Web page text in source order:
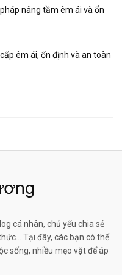
nâng tầm êm ái và ổn
êm ái, ổn định và an toàn
cá nhân, chủ yếu chia sẻ
Tại đây, các bạn có thể
sống, nhiều mẹo vặt để áp